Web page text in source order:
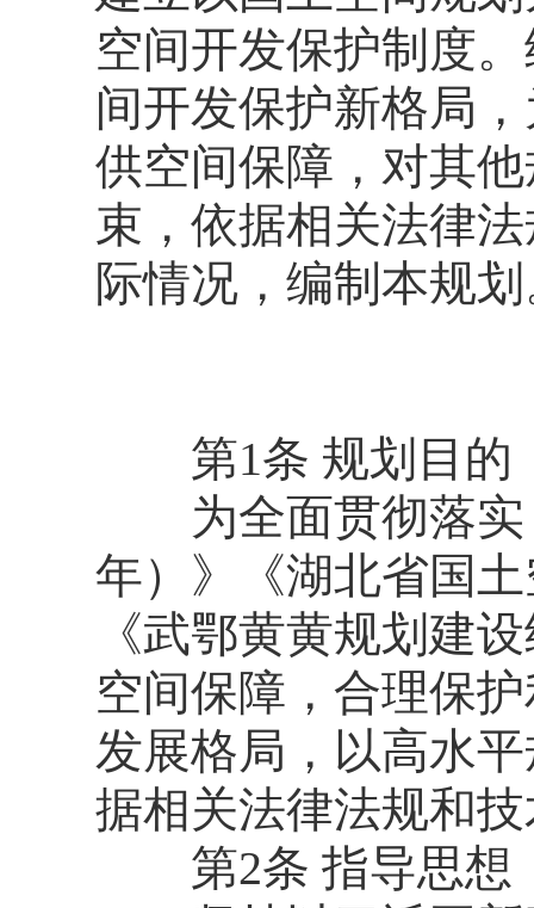
空间开发保护制度
间开发保护新格局
供空间保障，对其
束，依据相关法律
际情况，编制本规
第1条 规划目的
为全面贯彻落实
年）》《湖北省国
《武鄂黄黄规划建
空间保障，合理保
发展格局，以高水
据相关法律法规和
第2条 指导思想